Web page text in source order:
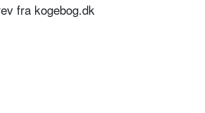
fra kogebog.dk